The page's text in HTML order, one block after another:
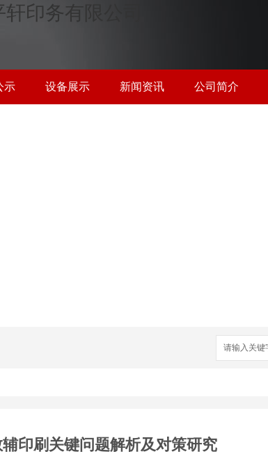
示 设备展示 新闻资讯 公司简介
印刷关键问题解析及对策研究